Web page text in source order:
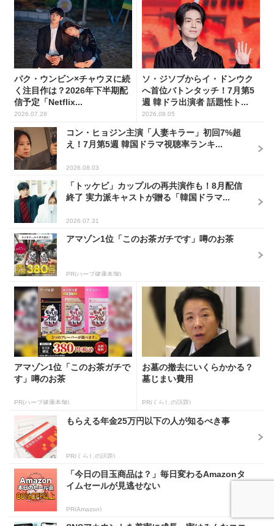
パク・ウンビン×チャウヌに続
く注目作は？2026年下半期配
信予定「Netflix...
2026.07.28
ソ・ジソブからイ・ドンウク
へ首位バトンタッチ！7月第5
週 韓ドラ出演者 話題性ト...
2026.08.05
コン・ヒョジン主演「人妻キラー」初回7%超
え！7月第5週 韓国ドラマ視聴率ランキ...
2026.08.03
「トッケビ」カップルの再共演作も！8月配信
終了 実力派キャストが贈る「韓国ドラマ...
2026.07.31
アマゾン1位「このお茶ガチです」噂のお茶
PR(ハーブ健康本舗)
アマゾン1位「このお茶ガチで
す」噂のお茶
PR(ハーブ健康本舗)
お墓の撤去にいくらかかる？
墓じまい費用
PR(くらしの話題)
もらえる年金25万円以下の人が知るべき事
PR(くらしの話題)
「今日の目玉商品は？」毎日変わるAmazonタ
イムセールが見逃せない
PR(Amazon)